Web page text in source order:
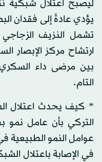
ليصبح اعتلال
يؤدي عادةً إلى فقدان
تشمل النزيف
ارتشاح مركز الإبصار
بين مرضى داء
التام.
* كيف يحدث اعتلال
التركي بأن عامل نمو
عوامل النمو الطبيعية
في الإصابة باعتلال